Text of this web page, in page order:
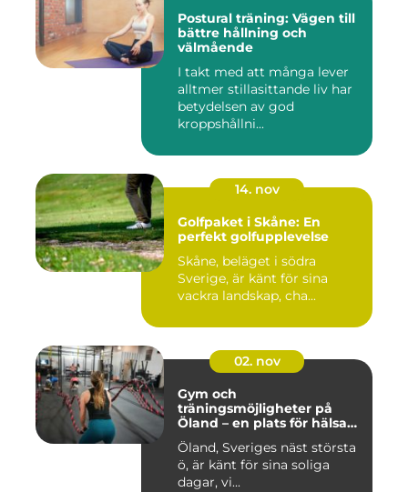
Postural träning: Vägen till
bättre hållning och
välmående
I takt med att många lever
alltmer stillasittande liv har
betydelsen av god
kroppshållni...
14. nov
Golfpaket i Skåne: En
perfekt golfupplevelse
Skåne, beläget i södra
Sverige, är känt för sina
vackra landskap, cha...
02. nov
Gym och
träningsmöjligheter på
Öland – en plats för hälsa
och välbefinnande
Öland, Sveriges näst största
ö, är känt för sina soliga
dagar, vi...